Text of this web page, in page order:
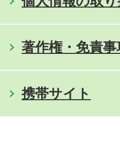
著作権・免責事
携帯サイト